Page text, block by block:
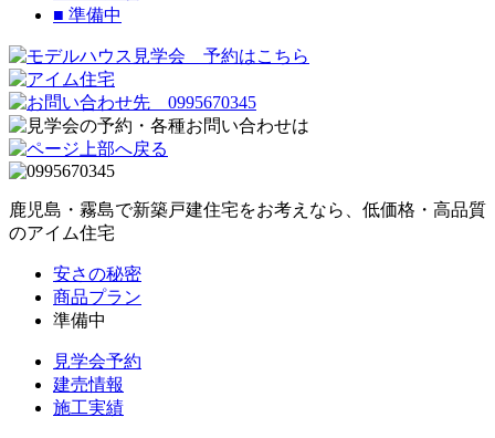
■ 準備中
鹿児島・霧島で新築戸建住宅をお考えなら、低価格・高品質
のアイム住宅
安さの秘密
商品プラン
準備中
見学会予約
建売情報
施工実績